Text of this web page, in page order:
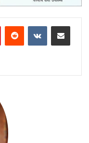
PinterestReddit VKontakteShare via Email